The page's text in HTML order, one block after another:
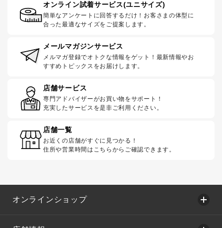
オンライン試着サービス(ユニサイズ)
簡単なアンケートに回答するだけ！お客さまの体型に
合った最適なサイズをご提案します。
メールマガジンサービス
メルマガ登録でオトクな情報をゲット！最新情報やお
すすめトピックスをお届けします。
店舗サービス
専門アドバイザーがお買い物をサポート！
充実したサービスを是非ご利用ください。
店舗一覧
お近くの店舗がすぐに見つかる！
住所や営業時間はこちらからご確認できます。
オンラインショップ